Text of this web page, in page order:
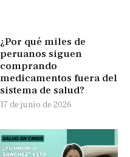
¿Por qué miles de
peruanos siguen
comprando
medicamentos fuera del
sistema de salud?
17 de junio de 2026